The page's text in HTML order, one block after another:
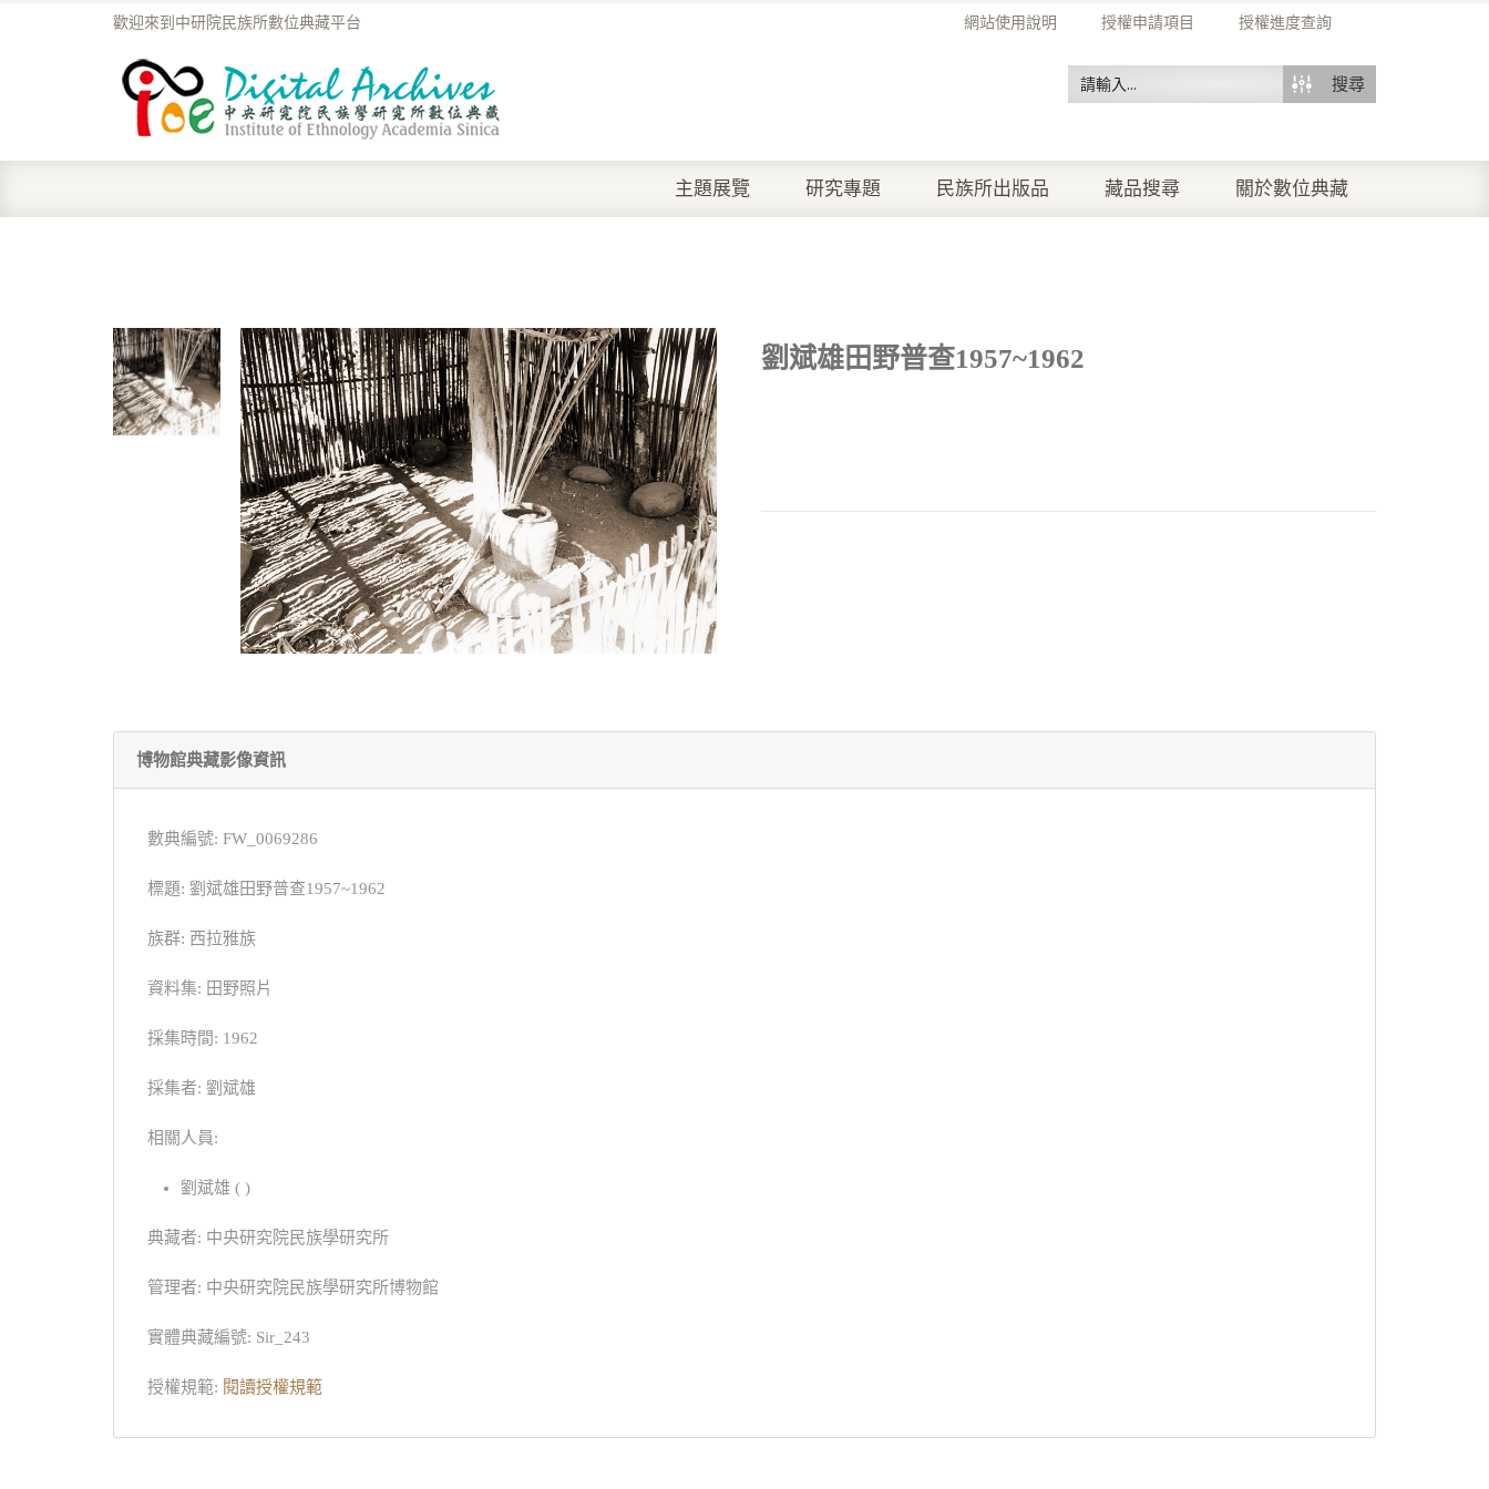
網站使用說明 授權申請項目 授權進度查詢
歡迎來到中研院民族所數位典藏平台
搜尋
主題展覽 研究專題 民族所出版品 藏品搜尋 關於數位典藏
劉斌雄田野普查1957~1962
博物館典藏影像資訊
數典編號: FW_0069286
標題: 劉斌雄田野普查1957~1962
族群: 西拉雅族
資料集: 田野照片
採集時間: 1962
採集者: 劉斌雄
相關人員:
劉斌雄 ( )
典藏者: 中央研究院民族學研究所
管理者: 中央研究院民族學研究所博物館
實體典藏編號: Sir_243
授權規範: 閱讀授權規範